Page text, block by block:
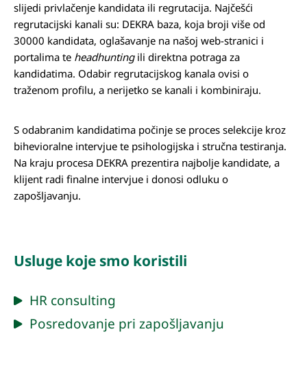
slijedi privlačenje kandidata ili regrutacija. Najčešći
regrutacijski kanali su: DEKRA baza, koja broji više od
30000 kandidata, oglašavanje na našoj web-stranici i
portalima te headhuntingili direktna potraga za
kandidatima. Odabir regrutacijskog kanala ovisi o
traženom profilu, a nerijetko se kanali i kombiniraju.
S odabranim kandidatima počinje se proces selekcije kroz
bihevioralne intervjue te psihologijska i stručna testiranja.
Na kraju procesa DEKRA prezentira najbolje kandidate, a
klijent radi finalne intervjue i donosi odluku o
zapošljavanju.
Usluge koje smo koristili
HR consulting
Posredovanje pri zapošljavanju